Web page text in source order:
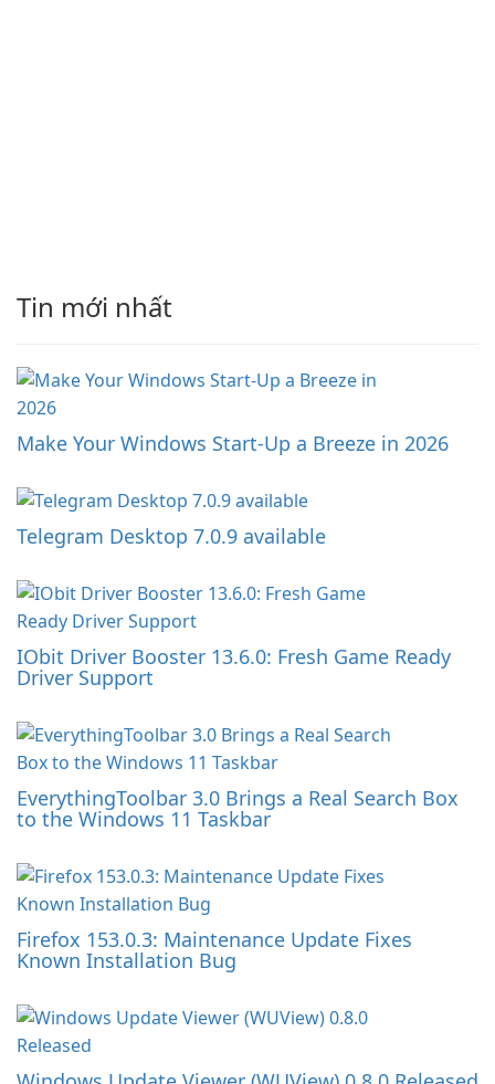
Tin mới nhất
Make Your Windows Start-Up a Breeze in 2026
Telegram Desktop 7.0.9 available
IObit Driver Booster 13.6.0: Fresh Game Ready
Driver Support
EverythingToolbar 3.0 Brings a Real Search Box
to the Windows 11 Taskbar
Firefox 153.0.3: Maintenance Update Fixes
Known Installation Bug